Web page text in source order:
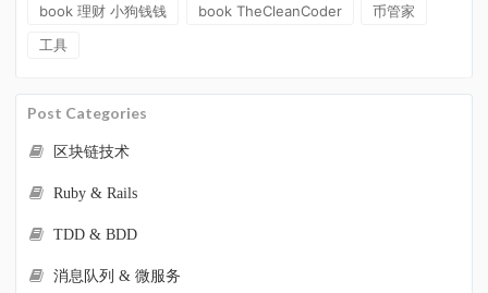
book 理财 小狗钱钱
book TheCleanCoder
币管家
工具
Post Categories
区块链技术
Ruby & Rails
TDD & BDD
消息队列 & 微服务